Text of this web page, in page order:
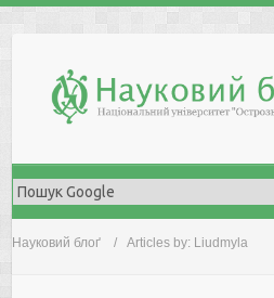
Науковий блоґ Articles by: Liudmyla